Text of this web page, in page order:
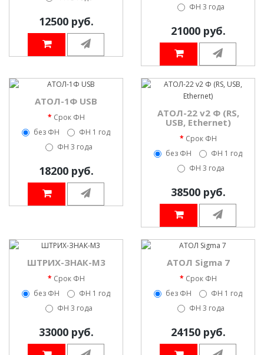
12500 руб.
ФН 3 года
21000 руб.
АТОЛ-1Ф USB
Срок ФН
без ФН
ФН 1 год
ФН 3 года
18200 руб.
АТОЛ-22 v2 Ф (RS,
USB, Ethernet)
Срок ФН
без ФН
ФН 1 год
ФН 3 года
38500 руб.
ШТРИХ-ЗНАК-М3
Срок ФН
без ФН
ФН 1 год
ФН 3 года
33000 руб.
АТОЛ Sigma 7
Срок ФН
без ФН
ФН 1 год
ФН 3 года
24150 руб.